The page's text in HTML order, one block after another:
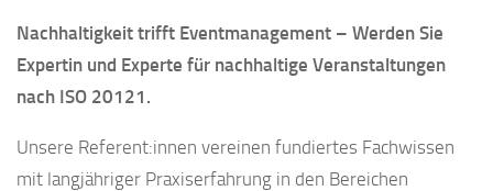
Nachhaltigkeit trifft Eventmanagement – Werden Sie
Expertin und Experte für nachhaltige Veranstaltungen
nach ISO 20121.
Unsere Referent:innen vereinen fundiertes Fachwissen
mit langjähriger Praxiserfahrung in den Bereichen